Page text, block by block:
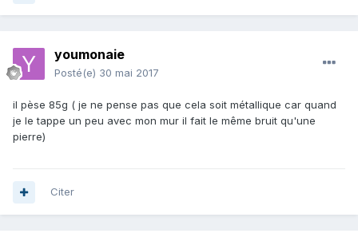
youmonaie
Posté(e) 30 mai 2017
il pèse 85g ( je ne pense pas que cela soit métallique car quand
je le tappe un peu avec mon mur il fait le même bruit qu'une
pierre)
Citer